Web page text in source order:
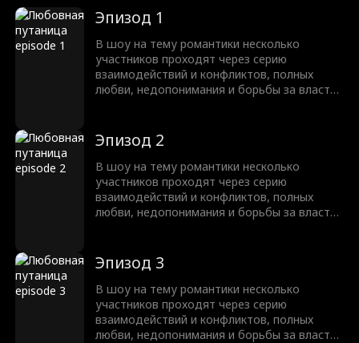
Эпизод 1
В шоу на тему романтики несколько
участников проходят через серию
взаимодействий и конфликтов, полных
любви, недопонимания и борьбы за власть.
побеждает, когда они счастливо
оказываются вместе.
Эпизод 2
В шоу на тему романтики несколько
участников проходят через серию
взаимодействий и конфликтов, полных
любви, недопонимания и борьбы за власть.
побеждает, когда они счастливо
оказываются вместе.
Эпизод 3
В шоу на тему романтики несколько
участников проходят через серию
взаимодействий и конфликтов, полных
любви, недопонимания и борьбы за власть.